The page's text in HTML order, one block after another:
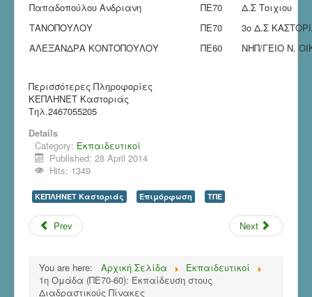
Παπαδοπούλου Ανδριανη
ΠΕ70
Δ.Σ Τοιχιου
ΤΑΝΟΠΟΥΛΟΥ
ΠΕ70
3ο Δ.Σ
ΑΛΕΞΑΝΔΡΑ ΚΟΝΤΟΠΟΥΛΟΥ
ΠΕ60 ΝΗΠ/ΓΕΙΟ Ν.
Περισσότερες Πληροφορίες
ΚΕΠΛΗΝΕΤ Καστοριάς
Τηλ.2467055205
Details
Category: Εκπαιδευτικοί
Published: 28 April 2014
Hits: 1349
ΚΕΠΛΗΝΕΤ Καστοριάς Επιμόρφωση ΤΠΕ
Prev Next
You are here: Αρχική Σελίδα
Εκπαιδευτικοί
1η Ομάδα (ΠΕ70-60): Εκπαίδευση στους
Διαδραστικούς Πίνακες